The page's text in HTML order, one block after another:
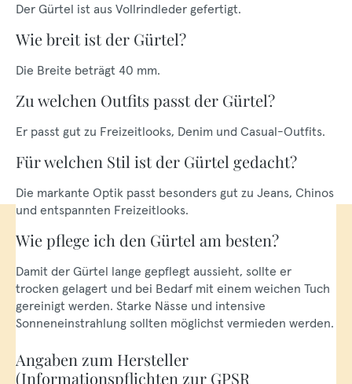
Der Gürtel ist aus Vollrindleder gefertigt.
Wie breit ist der Gürtel?
Die Breite beträgt 40 mm.
Zu welchen Outfits passt der Gürtel?
Er passt gut zu Freizeitlooks, Denim und Casual-Outfits.
Für welchen Stil ist der Gürtel gedacht?
Die markante Optik passt besonders gut zu Jeans, Chinos
und entspannten Freizeitlooks.
Wie pflege ich den Gürtel am besten?
Damit der Gürtel lange gepflegt aussieht, sollte er
trocken gelagert und bei Bedarf mit einem weichen Tuch
gereinigt werden. Starke Nässe und intensive
Sonneneinstrahlung sollten möglichst vermieden werden.
Angaben zum Hersteller
(Informationspflichten zur GPSR